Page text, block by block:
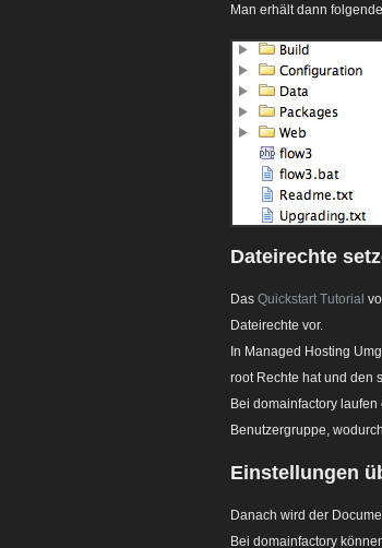
Man erhält dann
Dateirechte
Das Quickstart Tutorial
Dateirechte vor.
In Managed Hosting
root Rechte hat und den
Bei domainfactory
Benutzergruppe,
Einstellungen
Danach wird der
Bei domainfactory